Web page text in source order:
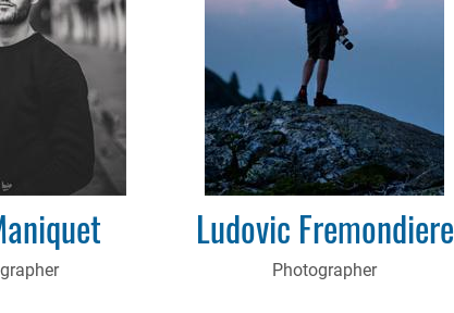
Ludovic Fremondiere
Photographer